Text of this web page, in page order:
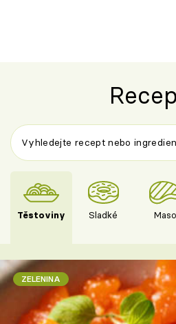
Těstoviny Sladké Maso
ZELENINA